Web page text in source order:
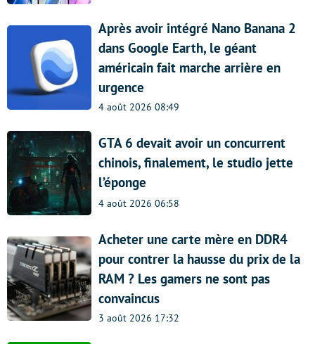
Après avoir intégré Nano Banana 2
dans Google Earth, le géant
américain fait marche arrière en
urgence
4 août 2026 08:49
GTA 6 devait avoir un concurrent
chinois, finalement, le studio jette
l’éponge
4 août 2026 06:58
Acheter une carte mère en DDR4
pour contrer la hausse du prix de la
RAM ? Les gamers ne sont pas
convaincus
3 août 2026 17:32